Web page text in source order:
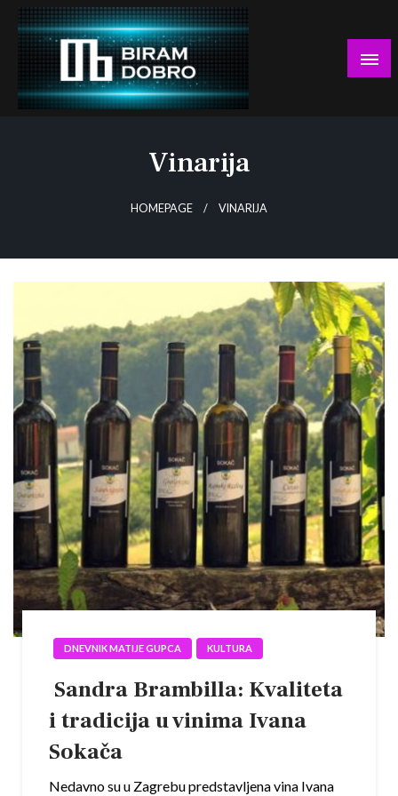
Skip
content
Vinarija
HOMEPAGE VINARIJA
DNEVNIK MATIJE GUPCA KULTURA
Sandra Brambilla: Kvaliteta
i tradicija u vinima Ivana
Sokača
Nedavno su u Zagrebu predstavljena vina Ivana